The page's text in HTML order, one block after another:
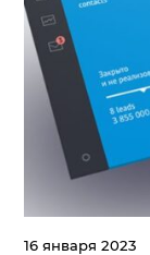
16 января 2023